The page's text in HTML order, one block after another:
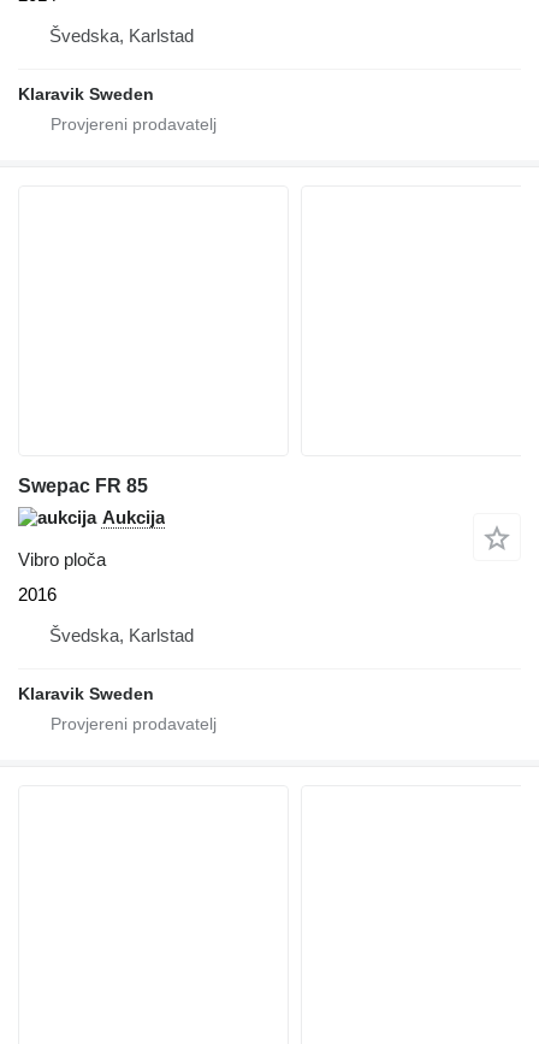
Švedska, Karlstad
Klaravik Sweden
Swepac FR 85
Aukcija
Vibro ploča
2016
Švedska, Karlstad
Klaravik Sweden